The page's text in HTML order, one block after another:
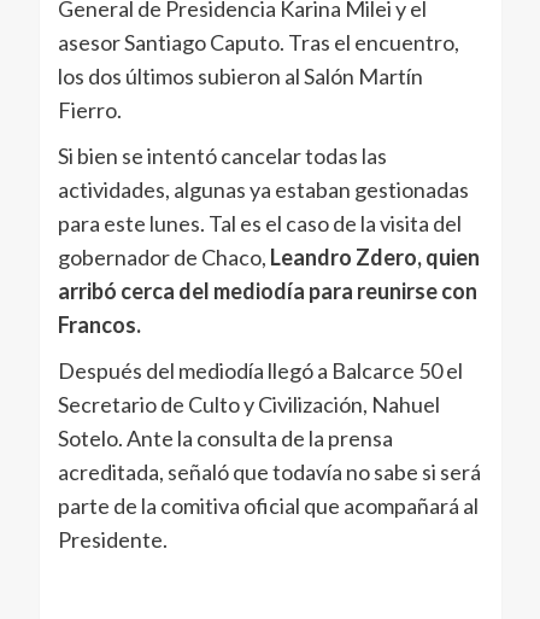
General de Presidencia Karina Milei y el
asesor Santiago Caputo. Tras el encuentro,
los dos últimos subieron al Salón Martín
Fierro.
Si bien se intentó cancelar todas las
actividades, algunas ya estaban gestionadas
para este lunes. Tal es el caso de la visita del
gobernador de Chaco, Leandro Zdero, quien
arribó cerca del mediodía para reunirse con
Francos.
Después del mediodía llegó a Balcarce 50 el
Secretario de Culto y Civilización, Nahuel
Sotelo. Ante la consulta de la prensa
acreditada, señaló que todavía no sabe si será
parte de la comitiva oficial que acompañará al
Presidente.